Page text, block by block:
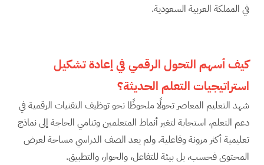
في المملكة العربية السعودية.
كيف أسهم التحول الرقمي في إعادة تشكيل
استراتيجيات التعلم الحديثة؟
شهد التعليم المعاصر تحولًا ملحوظًا نحو توظيف التقنيات الرقمية في
دعم التعلم، استجابة لتغير أنماط المتعلمين وتنامي الحاجة إلى نماذج
تعليمية أكثر مرونة وفاعلية. ولم يعد الصف الدراسي مساحة لعرض
المحتوى فحسب، بل بيئة للتفاعل، والحوار، والتطبيق.